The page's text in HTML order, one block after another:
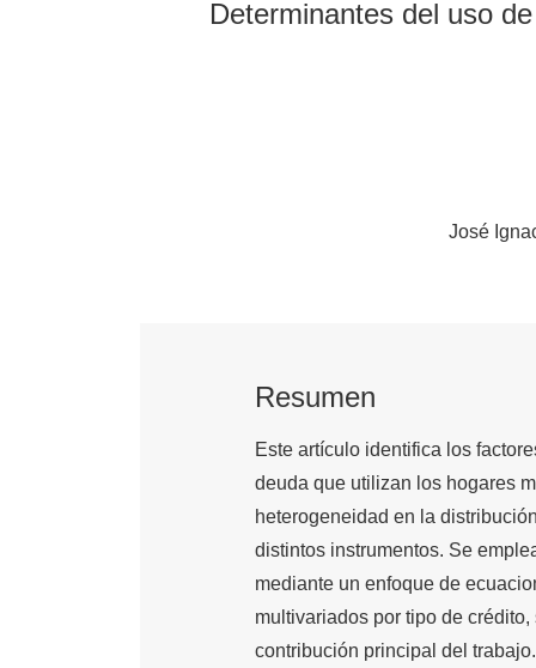
Determinantes del uso
José
Resumen
Este artículo identifica los
deuda que utilizan los hogares
heterogeneidad en la
distintos instrumentos. Se
mediante un enfoque de
multivariados por tipo de
contribución principal del